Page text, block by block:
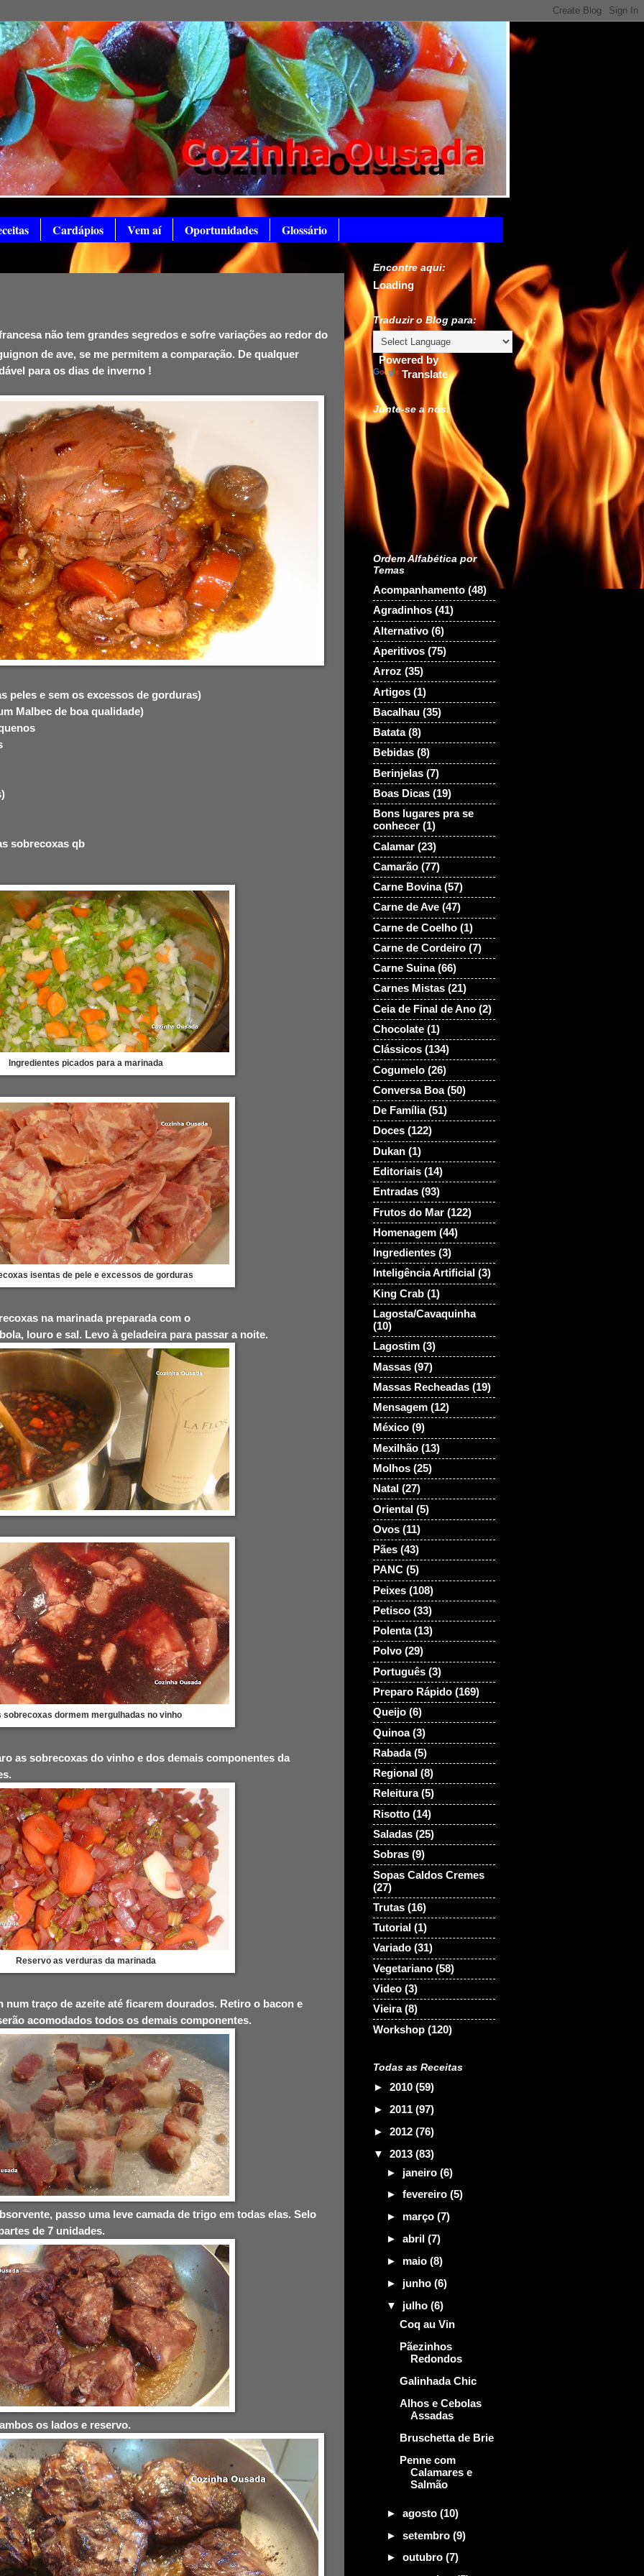
Cardápios Vem aí Oportunidades Glossário
não tem grandes segredos e sofre variações ao redor do
de ave, se me permitem a comparação. De qualquer
para os dias de inverno !
peles e sem os excessos de gorduras)
Malbec de boa qualidade)
sobrecoxas qb
Ingredientes picados para a marinada
isentas de pele e excessos de gorduras
na marinada preparada com o
louro e sal. Levo à geladeira para passar a noite.
sobrecoxas dormem mergulhadas no vinho
as sobrecoxas do vinho e dos demais componentes da
Reservo as verduras da marinada
traço de azeite até ficarem dourados. Retiro o bacon e
acomodados todos os demais componentes.
passo uma leve camada de trigo em todas elas. Selo
de 7 unidades.
os lados e reservo.
Encontre aqui:
Loading
Traduzir o Blog para:
Powered by
Translate
Junte-se a nós:
Ordem Alfabética por
Temas
Acompanhamento (48)
Agradinhos (41)
Alternativo (6)
Aperitivos (75)
Arroz (35)
Artigos (1)
Bacalhau (35)
Batata (8)
Bebidas (8)
Berinjelas (7)
Boas Dicas (19)
Bons lugares pra se
conhecer (1)
Calamar (23)
Camarão (77)
Carne Bovina (57)
Carne de Ave (47)
Carne de Coelho (1)
Carne de Cordeiro (7)
Carne Suina (66)
Carnes Mistas (21)
Ceia de Final de Ano (2)
Chocolate (1)
Clássicos (134)
Cogumelo (26)
Conversa Boa (50)
De Família (51)
Doces (122)
Dukan (1)
Editoriais (14)
Entradas (93)
Frutos do Mar (122)
Homenagem (44)
Ingredientes (3)
Inteligência Artificial (3)
King Crab (1)
Lagosta/Cavaquinha
(10)
Lagostim (3)
Massas (97)
Massas Recheadas (19)
Mensagem (12)
México (9)
Mexilhão (13)
Molhos (25)
Natal (27)
Oriental (5)
Ovos (11)
Pães (43)
PANC (5)
Peixes (108)
Petisco (33)
Polenta (13)
Polvo (29)
Português (3)
Preparo Rápido (169)
Queijo (6)
Quinoa (3)
Rabada (5)
Regional (8)
Releitura (5)
Risotto (14)
Saladas (25)
Sobras (9)
Sopas Caldos Cremes
(27)
Trutas (16)
Tutorial (1)
Variado (31)
Vegetariano (58)
Video (3)
Vieira (8)
Workshop (120)
Todas as Receitas
► 2010 (59)
► 2011 (97)
► 2012 (76)
▼ 2013 (83)
► janeiro (6)
► fevereiro (5)
► março (7)
► abril (7)
► maio (8)
► junho (6)
▼ julho (6)
Coq au Vin
Pãezinhos
Redondos
Galinhada Chic
Alhos e Cebolas
Assadas
Bruschetta de Brie
Penne com
Calamares e
Salmão
► agosto (10)
► setembro (9)
► outubro (7)